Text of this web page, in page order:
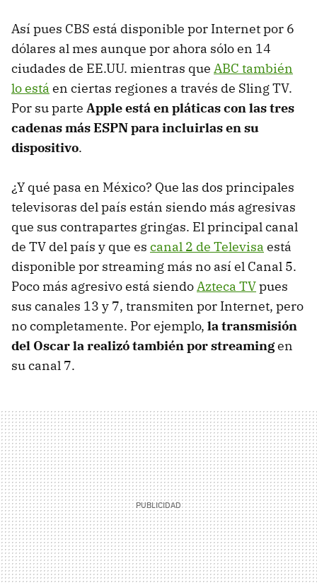
Así pues CBS está disponible por Internet por 6
dólares al mes aunque por ahora sólo en 14
ciudades de EE.UU. mientras que ABC también
lo está en ciertas regiones a través de Sling TV.
Por su parte Apple está en pláticas con las tres
cadenas más ESPN para incluirlas en su
dispositivo.
¿Y qué pasa en México? Que las dos principales
televisoras del país están siendo más agresivas
que sus contrapartes gringas. El principal canal
de TV del país y que es canal 2 de Televisa está
disponible por streaming más no así el Canal 5.
Poco más agresivo está siendoAzteca TVpues
sus canales 13 y 7, transmiten por Internet, pero
no completamente. Por ejemplo, la transmisión
del Oscar la realizó también por streamingen
su canal 7.